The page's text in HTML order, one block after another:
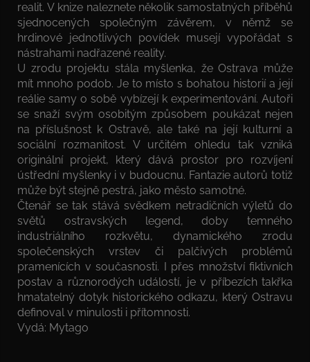
realit. V knize naleznete několik samostatných příběhů
sjednocených společným závěrem, v němž se
hrdinové jednotlivých povídek musejí vypořádat s
nástrahami nadřazené reality.
U zrodu projektu stála myšlenka, že Ostrava může
mít mnoho podob. Je to místo s bohatou historií a její
reálie samy o sobě vybízejí k experimentování. Autoři
se snaží svým osobitým způsobem poukázat nejen
na příslušnost k Ostravě, ale také na její kulturní a
sociální rozmanitost. V určitém ohledu tak vzniká
originální projekt, který dává prostor pro rozvíjení
ústřední myšlenky i v budoucnu. Fantazie autorů totiž
může být stejně pestrá, jako město samotné.
Čtenář se tak stává svědkem netradičních výletů do
světů ostravských legend, doby temného
industriálního rozkvětu, dynamického zrodu
společenských vrstev či palčivých problémů
pramenících v současnosti. I přes množství fiktivních
postav a různorodých událostí, je v příbezích takřka
hmatatelný dotyk historického odkazu, který Ostravu
definoval v minulosti i přítomnosti.
Vydá: Mytago